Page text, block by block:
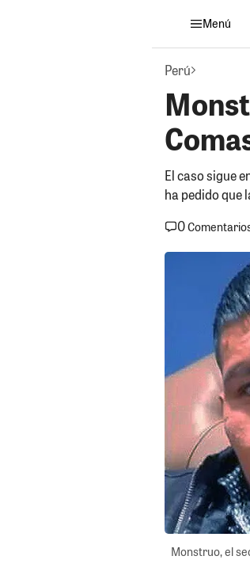
Menú
Perú
El caso sigue
ha pedido que
0
Monstruo, el